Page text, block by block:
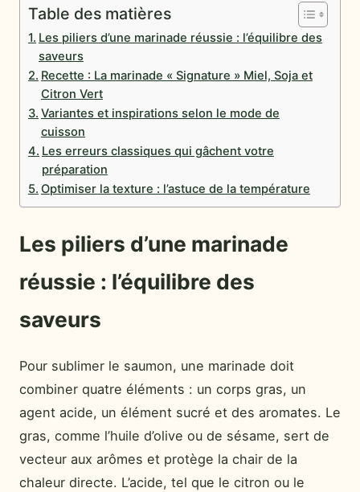
Table des matières
Les piliers d’une marinade réussie : l’équilibre des
saveurs
Recette : La marinade « Signature » Miel, Soja et
Citron Vert
Variantes et inspirations selon le mode de
cuisson
Les erreurs classiques qui gâchent votre
préparation
Optimiser la texture : l’astuce de la température
Les piliers d’une marinade
réussie : l’équilibre des
saveurs
Pour sublimer le saumon, une marinade doit
combiner quatre éléments : un corps gras, un
agent acide, un élément sucré et des aromates. Le
gras, comme l’huile d’olive ou de sésame, sert de
vecteur aux arômes et protège la chair de la
chaleur directe. L’acide, tel que le citron ou le